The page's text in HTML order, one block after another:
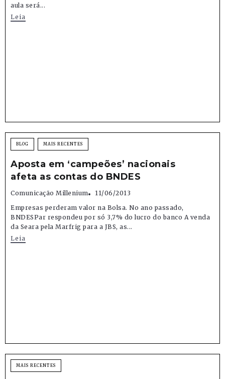
aula será...
Leia
BLOG MAIS RECENTES
Aposta em ‘campeões’ nacionais
afeta as contas do BNDES
Comunicação Millenium
11/06/2013
Empresas perderam valor na Bolsa. No ano passado,
BNDESPar respondeu por só 3,7% do lucro do banco A venda
da Seara pela Marfrig para a JBS, as...
Leia
MAIS RECENTES